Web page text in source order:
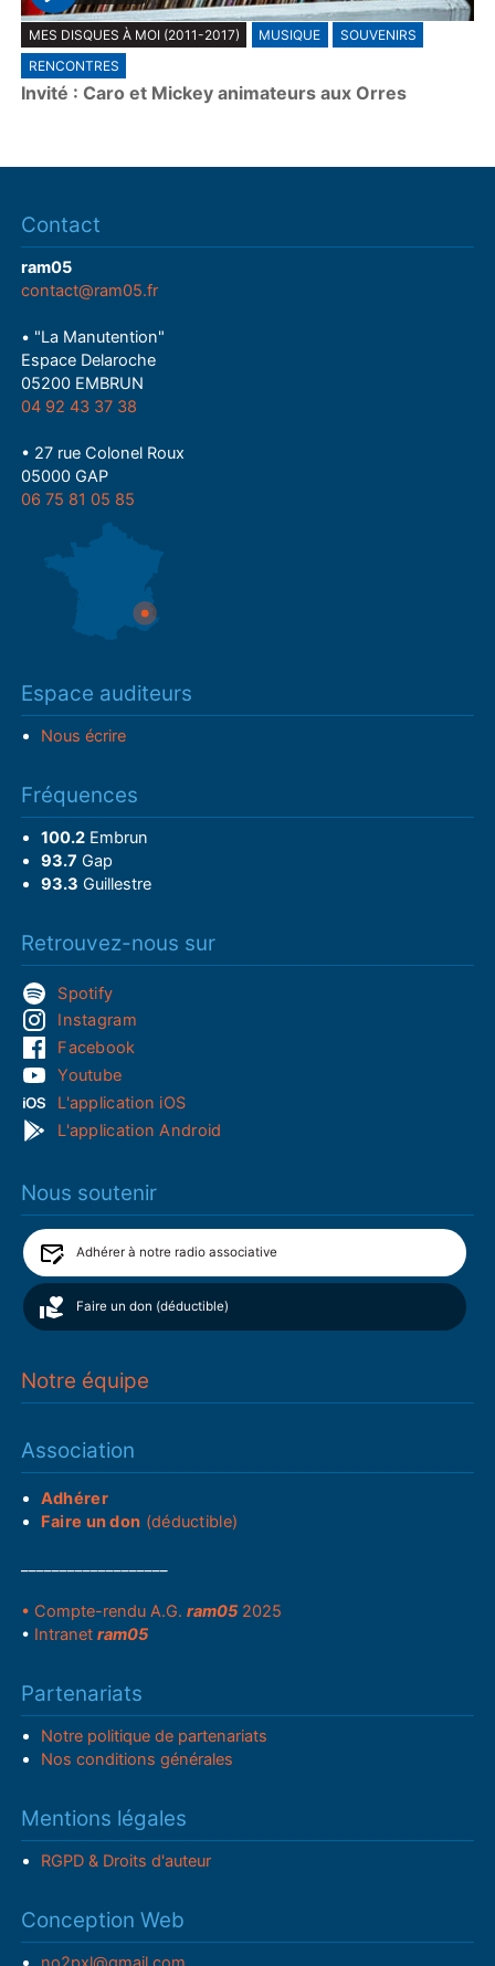
P
l
a
y
MES DISQUES À MOI (2011-2017) MUSIQUE
SOUVENIRS
RENCONTRES
Invité : Caro et Mickey animateurs aux Orres
Contact
ram05
contact@ram05.fr
• "La Manutention"
Espace Delaroche
05200 EMBRUN
04 92 43 37 38
• 27 rue Colonel Roux
05000 GAP
06 75 81 05 85
Espace auditeurs
Nous écrire
Fréquences
100.2Embrun
93.7 Gap
93.3 Guillestre
Retrouvez-nous sur
Spotify
Instagram
Facebook
Youtube
L'application iOS
L'application Android
Nous soutenir
Adhérer à notre radio associative
Faire un don (déductible)
Notre équipe
Association
Adhérer
Faire un don (déductible)
• Compte-rendu A.G.ram05 2025
• Intranetram05
Partenariats
Notre politique de partenariats
Nos conditions générales
Mentions légales
RGPD & Droits d'auteur
Conception Web